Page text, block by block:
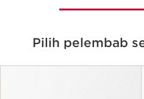
Pilih pelembab